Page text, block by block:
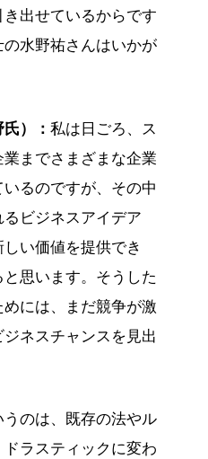
出せているからです
水野祐さんはいかが
）： 私は日ごろ、ス
までさまざまな企業
るのですが、その中
ビジネスアイデア
い価値を提供でき
思います。そうした
には、まだ競争が激
ネスチャンスを見出
のは、既存の法やル
ラスティックに変わ